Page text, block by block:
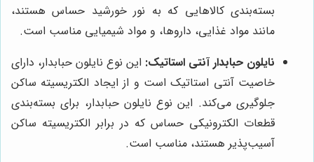
بسته‌بندی کالاهایی که به نور خورشید حساس هستند،
مانند مواد غذایی، داروها، و مواد شیمیایی مناسب است.
نایلون حبابدار آنتی استاتیک: این نوع نایلون حبابدار، دارای
خاصیت آنتی استاتیک است و از ایجاد الکتریسیته ساکن
جلوگیری می‌کند. این نوع نایلون حبابدار، برای بسته‌بندی
قطعات الکترونیکی حساس که در برابر الکتریسیته ساکن
آسیب‌پذیر هستند، مناسب است.